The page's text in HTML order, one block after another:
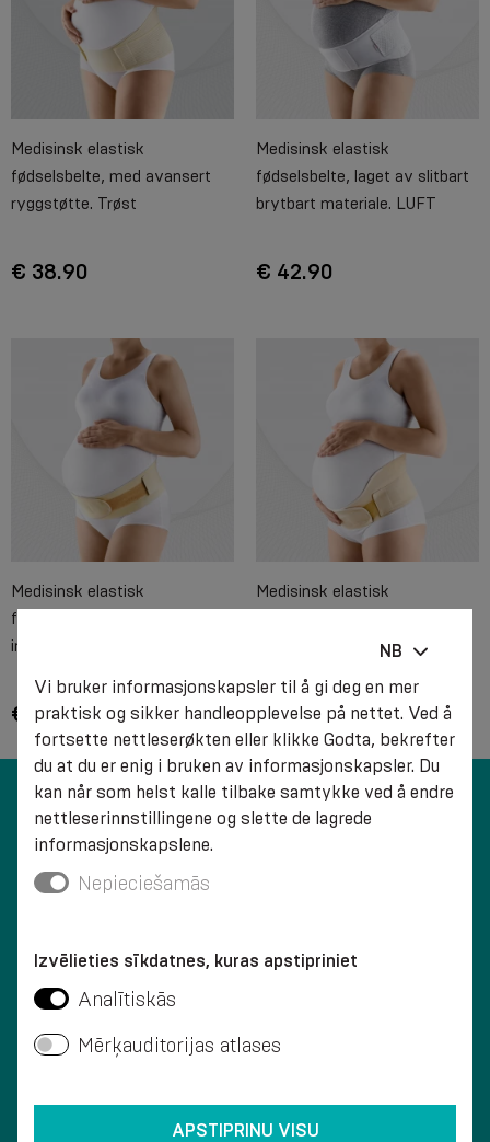
Medisinsk elastisk
fødselsbelte, med avansert
ryggstøtte. Trøst
€ 38.90
Medisinsk elastisk
fødselsbelte, laget av slitbart
brytbart materiale. LUFT
€ 42.90
Medisinsk elastisk
fødselsbelte, med ekstra myk
indre side. LUKS
€ 28.75
Medisinsk elastisk
€ 28.15
NB
Vi bruker informasjonskapsler til å gi deg en mer
praktisk og sikker handleopplevelse på nettet. Ved å
fortsette nettleserøkten eller klikke Godta, bekrefter
du at du er enig i bruken av informasjonskapsler. Du
kan når som helst kalle tilbake samtykke ved å endre
nettleserinnstillingene og slette de lagrede
informasjonskapslene.
Nepieciešamās
Izvēlieties sīkdatnes, kuras apstipriniet
Analītiskās
Mērķauditorijas atlases
APSTIPRINU VISU